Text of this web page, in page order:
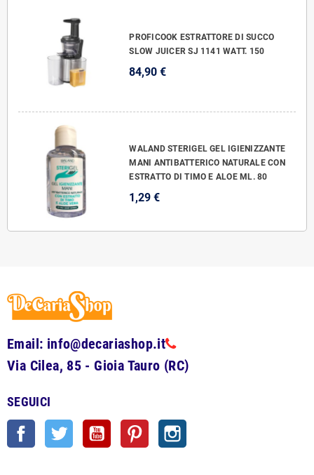
PROFICOOK ESTRATTORE DI SUCCO
SLOW JUICER SJ 1141 WATT. 150
84,90 €
WALAND STERIGEL GEL IGIENIZZANTE
MANI ANTIBATTERICO NATURALE CON
ESTRATTO DI TIMO E ALOE ML. 80
1,29 €
Email: info@decariashop.it
Via Cilea, 85 - Gioia Tauro (RC)
SEGUICI
Facebook Twitter YouTube Pinterest